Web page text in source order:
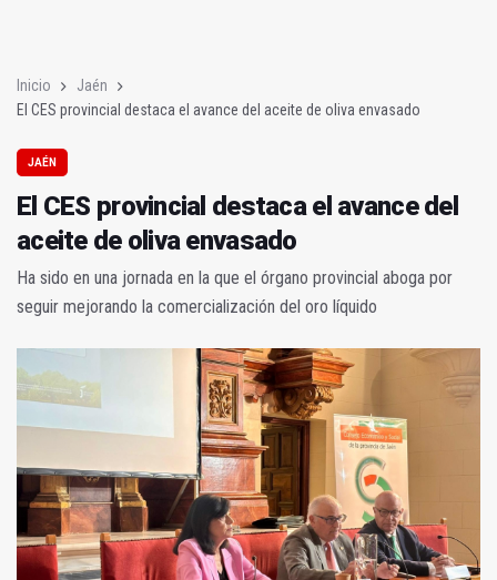
Inicio
Jaén
El CES provincial destaca el avance del aceite de oliva envasado
JAÉN
El CES provincial destaca el avance del
aceite de oliva envasado
Ha sido en una jornada en la que el órgano provincial aboga por
seguir mejorando la comercialización del oro líquido